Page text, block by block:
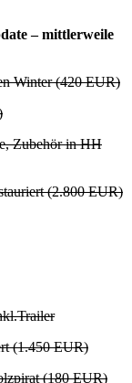
– mittlerweile
Winter (420 EUR)
Zubehör in HH
(2.800 EUR)
(1.450 EUR)
(180 EUR)